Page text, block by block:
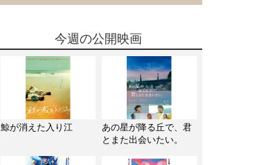
今週の公開映画
鯨が消えた入り江
あの星が降る丘で、君
とまた出会いたい。